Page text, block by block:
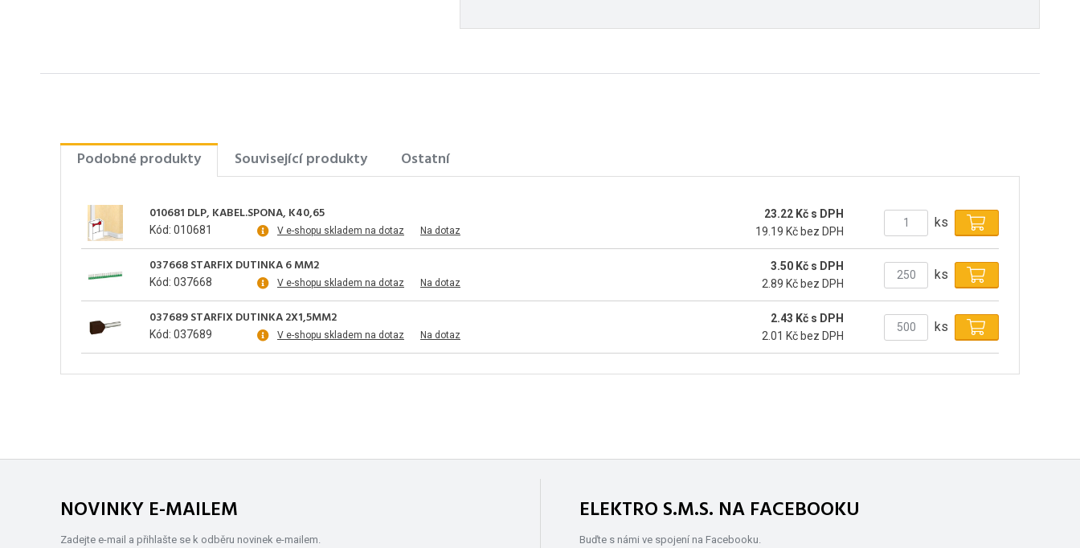
Podobné produkty Související produkty Ostatní
010681 DLP, KABEL.SPONA, K40,65
Kód: 010681 V e-shopu skladem na dotaz Na dotaz
23.22 Kč s DPH
19.19 Kč bez DPH
ks
037668 STARFIX DUTINKA 6 MM2
Kód: 037668 V e-shopu skladem na dotaz Na dotaz
3.50 Kč s DPH
2.89 Kč bez DPH
ks
037689 STARFIX DUTINKA 2X1,5MM2
Kód: 037689 V e-shopu skladem na dotaz Na dotaz
2.43 Kč s DPH
2.01 Kč bez DPH
ks
NOVINKY E-MAILEM
Zadejte e-mail a přihlašte se k odběru novinek e-mailem.
ELEKTRO S.M.S. NA FACEBOOKU
Buďte s námi ve spojení na Facebooku.